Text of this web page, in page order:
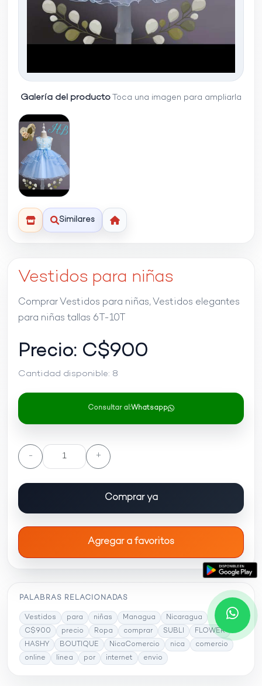
Galería del producto Toca una imagen para ampliarla
Similares
Vestidos para niñas
Comprar Vestidos para niñas, Vestidos elegantes
para niñas tallas 6T-10T
Precio: C$900
Cantidad disponible: 8
Consultar al:Whatsapp
- +
Comprar ya
Agregar a favoritos
PALABRAS RELACIONADAS
Vestidos para niñas Managua
Nicaragua
C$900
precio Ropa comprar SUBLI
FLOWER
HASHY
BOUTIQUE NicaComercio nica
comercio
online
linea por internet envio